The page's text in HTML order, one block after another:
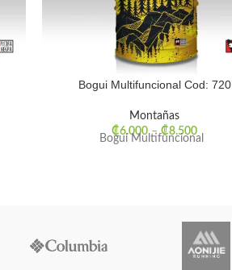
Bogui Multifuncional Cod: 720
Montañas
₡6.000–₡8.500
Bogui Multifuncional